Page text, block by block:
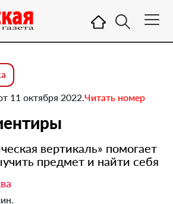
11 октября 2022.Читать номер
вертикаль» помогает
предмет и найти себя